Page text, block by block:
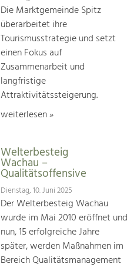
Die Marktgemeinde Spitz
überarbeitet ihre
Tourismusstrategie und setzt
einen Fokus auf
Zusammenarbeit und
langfristige
Attraktivitätssteigerung.
weiterlesen »
Welterbesteig
Wachau –
Qualitätsoffensive
Dienstag, 10. Juni 2025
Der Welterbesteig Wachau
wurde im Mai 2010 eröffnet und
nun, 15 erfolgreiche Jahre
später, werden Maßnahmen im
Bereich Qualitätsmanagement